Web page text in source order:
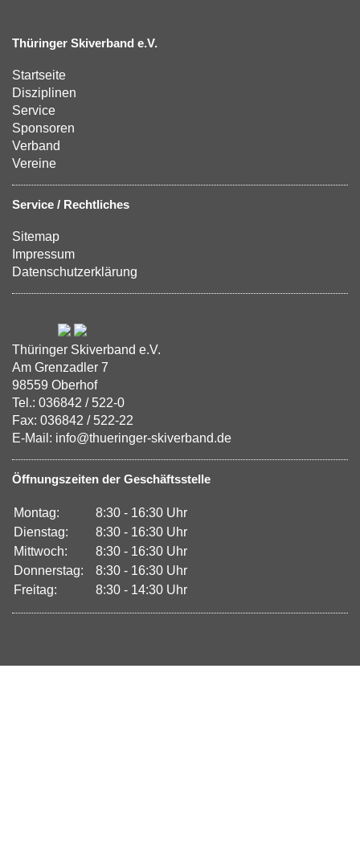
Thüringer Skiverband e.V.
Startseite
Disziplinen
Service
Sponsoren
Verband
Vereine
Service / Rechtliches
Sitemap
Impressum
Datenschutzerklärung
Thüringer Skiverband e.V.
Am Grenzadler 7
98559 Oberhof
Tel.: 036842 / 522-0
Fax: 036842 / 522-22
E-Mail: info@thueringer-skiverband.de
Öffnungszeiten der Geschäftsstelle
Montag:
8:30 - 16:30 Uhr
Dienstag:
8:30 - 16:30 Uhr
Mittwoch:
8:30 - 16:30 Uhr
Donnerstag:
8:30 - 16:30 Uhr
Freitag:
8:30 - 14:30 Uhr